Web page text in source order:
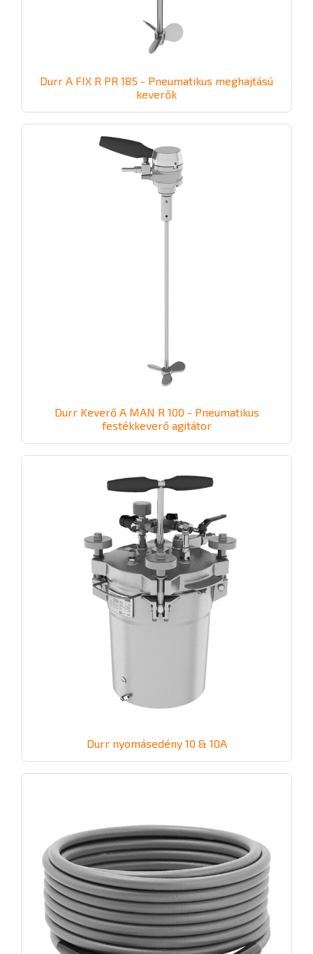
Durr A FIX R PR 185 - Pneumatikus meghajtású
keverők
Durr Keverő A MAN R 100 - Pneumatikus
festékkeverő agitátor
Durr nyomásedény 10 & 10A